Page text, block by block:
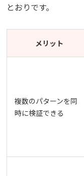
とおりです。
メリット
複数のパターンを同
時に検証できる